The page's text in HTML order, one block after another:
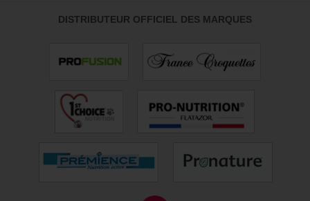
DISTRIBUTEUR OFFICIEL DES MARQUES